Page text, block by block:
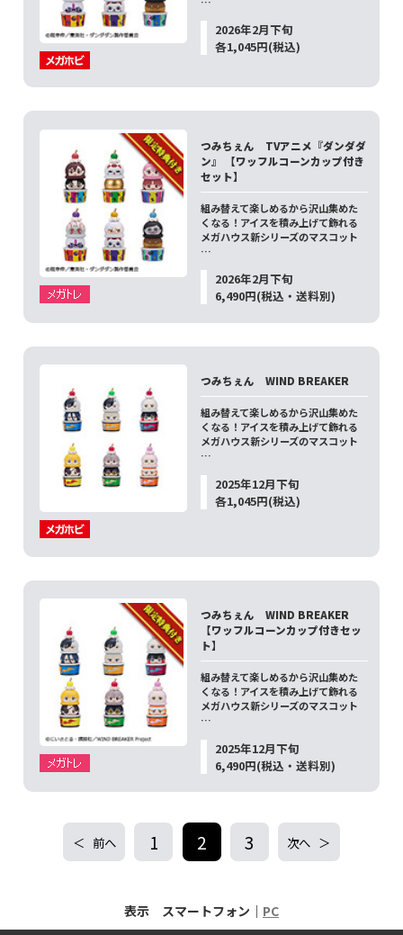
2026年2月下旬
各1,045円(税込)
つみちぇん TVアニメ『ダンダダ
ン』 【ワッフルコーンカップ付き
セット】
組み替えて楽しめるから沢山集めた
くなる！アイスを積み上げて飾れる
メガハウス新シリーズのマスコット
…
2026年2月下旬
6,490円(税込・送料別)
つみちぇん WIND BREAKER
組み替えて楽しめるから沢山集めた
くなる！アイスを積み上げて飾れる
メガハウス新シリーズのマスコット
…
2025年12月下旬
各1,045円(税込)
つみちぇん WIND BREAKER
【ワッフルコーンカップ付きセッ
ト】
組み替えて楽しめるから沢山集めた
くなる！アイスを積み上げて飾れる
メガハウス新シリーズのマスコット
…
2025年12月下旬
6,490円(税込・送料別)
前へ 1 2 3 次へ
表示 スマートフォン｜ PC